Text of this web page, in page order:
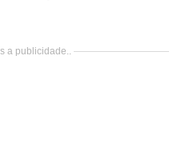
a publicidade..